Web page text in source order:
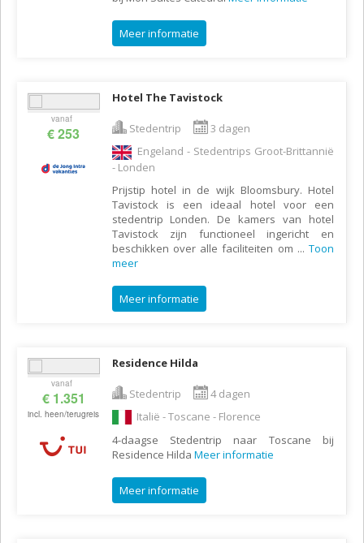
Meer informatie
vanaf
€ 253
Hotel The Tavistock
Stedentrip
3 dagen
Engeland - Stedentrips Groot-Brittannië
- Londen
Prijstip hotel in de wijk Bloomsbury. Hotel
Tavistock is een ideaal hotel voor een
stedentrip Londen. De kamers van hotel
Tavistock zijn functioneel ingericht en
beschikken over alle faciliteiten om ... Toon
meer
Meer informatie
vanaf
€ 1.351
incl. heen/terugreis
Residence Hilda
Stedentrip
4 dagen
Italië - Toscane - Florence
4-daagse Stedentrip naar Toscane bij
Residence Hilda Meer informatie
Meer informatie